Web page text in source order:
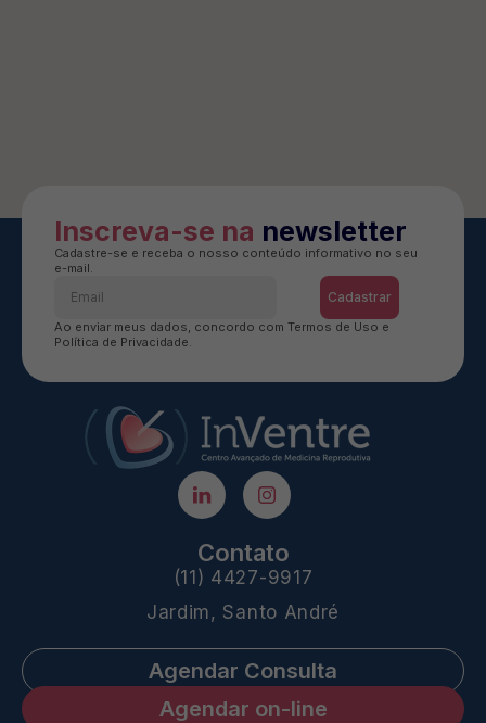
Contato
(11) 4427-9917
Jardim, Santo André
Agendar Consulta
Agendar on-line
Inscreva-se na newsletter
Cadastre-se e receba o nosso conteúdo informativo no seu
e-mail.
Cadastrar
Ao enviar meus dados, concordo com Termos de Uso e
Política de Privacidade.